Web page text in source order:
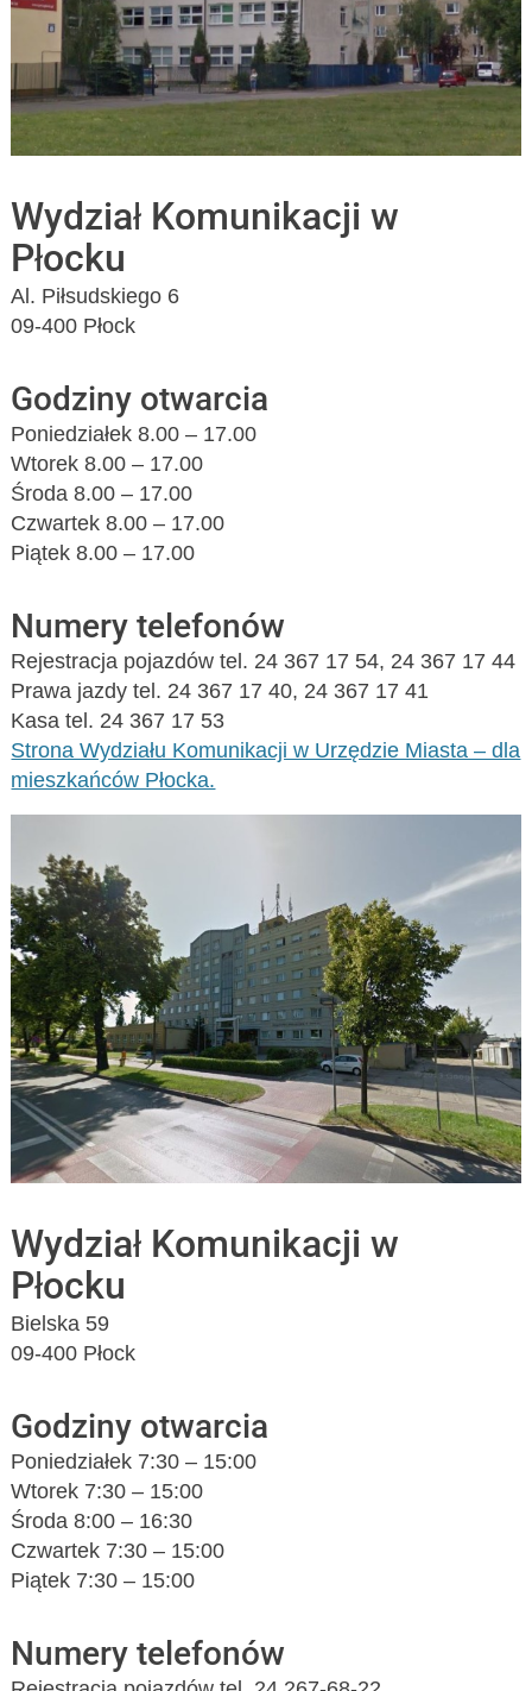
Wydział Komunikacji w
Płocku
Al. Piłsudskiego 6
09-400 Płock
Godziny otwarcia
Poniedziałek 8.00 – 17.00
Wtorek 8.00 – 17.00
Środa 8.00 – 17.00
Czwartek 8.00 – 17.00
Piątek 8.00 – 17.00
Numery telefonów
Rejestracja pojazdów tel. 24 367 17 54, 24 367 17 44
Prawa jazdy tel. 24 367 17 40, 24 367 17 41
Kasa tel. 24 367 17 53
Strona Wydziału Komunikacji w Urzędzie Miasta – dla
mieszkańców Płocka.
Wydział Komunikacji w
Płocku
Bielska 59
09-400 Płock
Godziny otwarcia
Poniedziałek 7:30 – 15:00
Wtorek 7:30 – 15:00
Środa 8:00 – 16:30
Czwartek 7:30 – 15:00
Piątek 7:30 – 15:00
Numery telefonów